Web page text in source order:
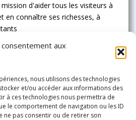
aux
nous utilisons des technologies
et/ou accéder aux informations des
à ces technologies nous permettra de
le comportement de navigation ou les ID
ne pas consentir ou de retirer son
d'aider tous les visiteurs à
en connaître ses richesses, à